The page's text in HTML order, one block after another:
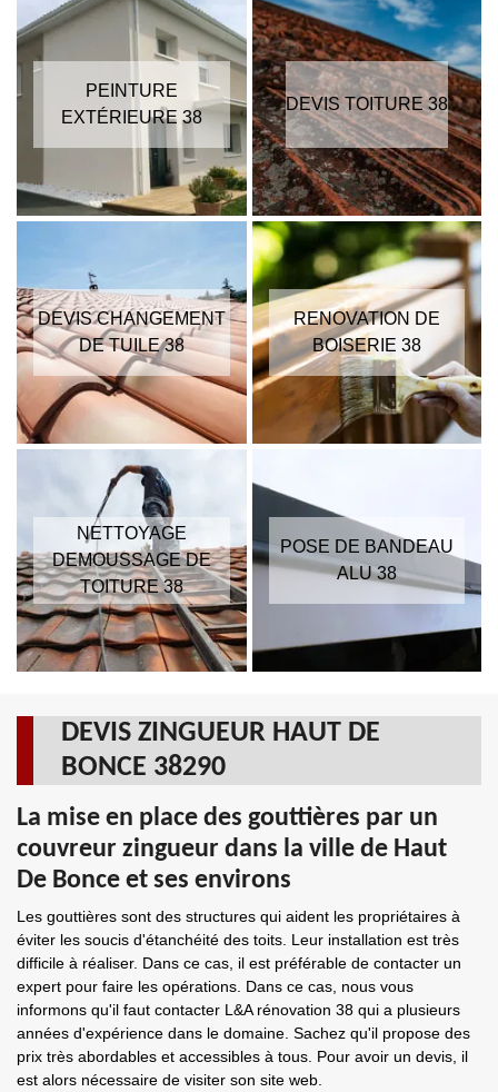
PEINTURE
EXTÉRIEURE 38
DEVIS TOITURE 38
DEVIS CHANGEMENT
DE TUILE 38
RENOVATION DE
BOISERIE 38
NETTOYAGE
DEMOUSSAGE DE
TOITURE 38
POSE DE BANDEAU
ALU 38
DEVIS ZINGUEUR HAUT DE
BONCE 38290
La mise en place des gouttières par un
couvreur zingueur dans la ville de Haut
De Bonce et ses environs
Les gouttières sont des structures qui aident les propriétaires à
éviter les soucis d'étanchéité des toits. Leur installation est très
difficile à réaliser. Dans ce cas, il est préférable de contacter un
expert pour faire les opérations. Dans ce cas, nous vous
informons qu'il faut contacter L&A rénovation 38 qui a plusieurs
années d'expérience dans le domaine. Sachez qu'il propose des
prix très abordables et accessibles à tous. Pour avoir un devis, il
est alors nécessaire de visiter son site web.